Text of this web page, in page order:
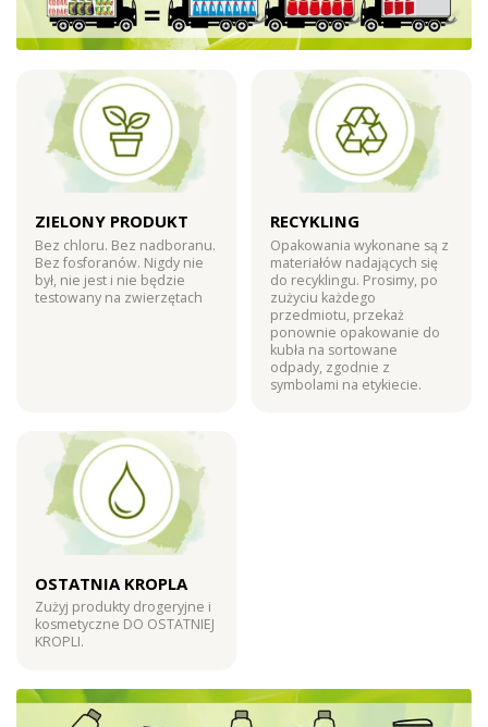
ZIELONY PRODUKT
Bez chloru. Bez nadboranu.
Bez fosforanów. Nigdy nie
był, nie jest i nie będzie
testowany na zwierzętach
RECYKLING
Opakowania wykonane są z
materiałów nadających się
do recyklingu. Prosimy, po
zużyciu każdego
przedmiotu, przekaż
ponownie opakowanie do
kubła na sortowane
odpady, zgodnie z
symbolami na etykiecie.
OSTATNIA KROPLA
Zużyj produkty drogeryjne i
kosmetyczne DO OSTATNIEJ
KROPLI.